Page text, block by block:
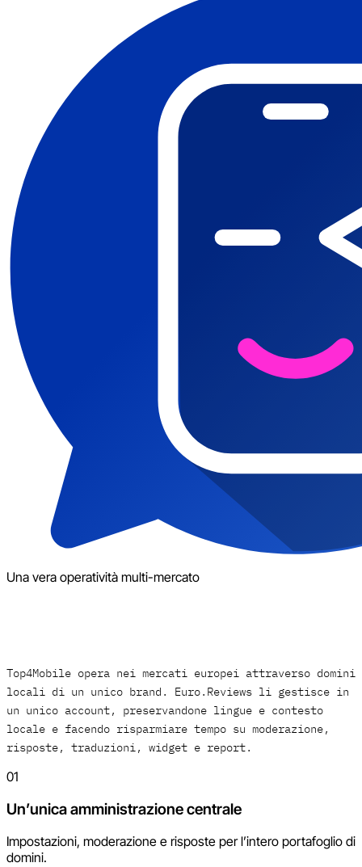
Una vera operatività multi-mercato
Top4Mobile opera nei mercati europei attraverso domini
locali di un unico brand. Euro.Reviews li gestisce in
un unico account, preservandone lingue e contesto
locale e facendo risparmiare tempo su moderazione,
risposte, traduzioni, widget e report.
01
Un’unica amministrazione centrale
Impostazioni, moderazione e risposte per l’intero portafoglio di
domini.